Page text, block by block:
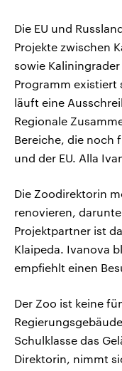
Die EU und
Projekte zwischen
sowie
Programm existiert
läuft eine
Regionale
Bereiche, die noch
und der EU. Alla
Die Zoodirektorin
renovieren,
Projektpartner ist
Klaipeda. Ivanova
empfiehlt einen
Der Zoo ist keine
Schulklasse das
Direktorin, nimmt